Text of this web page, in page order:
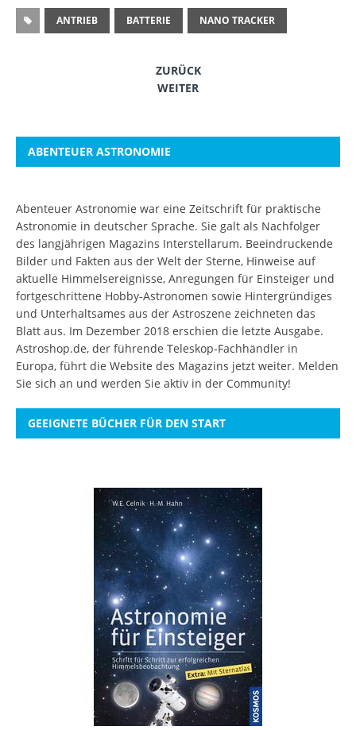
ANTRIEB BATTERIE NANO TRACKER
ZURÜCK
WEITER
ABENTEUER ASTRONOMIE
Abenteuer Astronomie war eine Zeitschrift für praktische
Astronomie in deutscher Sprache. Sie galt als Nachfolger
des langjährigen Magazins Interstellarum. Beeindruckende
Bilder und Fakten aus der Welt der Sterne, Hinweise auf
aktuelle Himmelsereignisse, Anregungen für Einsteiger und
fortgeschrittene Hobby-Astronomen sowie Hintergründiges
und Unterhaltsames aus der Astroszene zeichneten das
Blatt aus. Im Dezember 2018 erschien die letzte Ausgabe.
Astroshop.de, der führende Teleskop-Fachhändler in
Europa, führt die Website des Magazins jetzt weiter. Melden
Sie sich an und werden Sie aktiv in der Community!
GEEIGNETE BÜCHER FÜR DEN START